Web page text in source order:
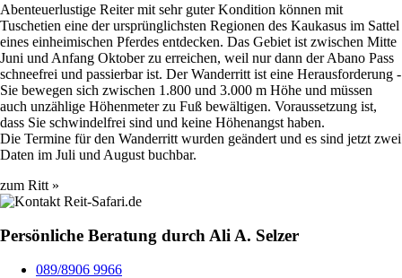
EUROPA
Bosnien & Herzegovina
Frankreich
Kroatien
Portugal
Rumänien
MITTEL-/SÜDAMERIKA
Abenteuerlustige Reiter mit sehr guter Kondition können mit
Tuschetien eine der ursprünglichsten Regionen des Kaukasus im Sattel
eines einheimischen Pferdes entdecken. Das Gebiet ist zwischen Mitte
Juni und Anfang Oktober zu erreichen, weil nur dann der Abano Pass
schneefrei und passierbar ist. Der Wanderritt ist eine Herausforderung -
Sie bewegen sich zwischen 1.800 und 3.000 m Höhe und müssen
auch unzählige Höhenmeter zu Fuß bewältigen. Voraussetzung ist,
dass Sie schwindelfrei sind und keine Höhenangst haben.
Die Termine für den Wanderritt wurden geändert und es sind jetzt zwei
Daten im Juli und August buchbar.
zum Ritt »
Persönliche Beratung durch Ali A. Selzer
089/8906 9966